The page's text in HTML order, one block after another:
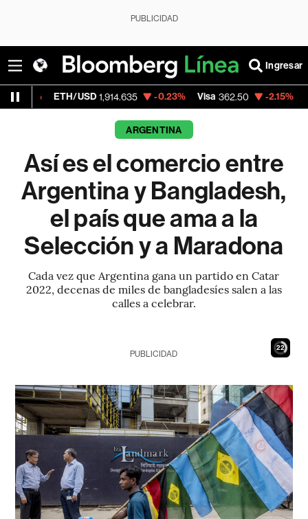
PUBLICIDAD
Ingresar
1,914.635 -0.23% Visa 362.50 -2.15% MercadoLibre
ARGENTINA
Así es el comercio entre
Argentina y Bangladesh,
el país que ama a la
Selección y a Maradona
Cada vez que Argentina gana un partido en Catar
2022, decenas de miles de bangladesíes salen a las
calles a celebrar.
21
PUBLICIDAD